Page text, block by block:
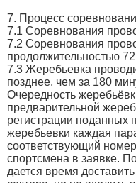
7. Процесс
7.1 Соревнования
7.2 Соревнования
продолжительностью
7.3 Жеребьевка
позднее, чем за 180
Очередность
предварительной
регистрации поданных
жеребьевки каждая
соответствующий
спортсмена в заявке.
дается время